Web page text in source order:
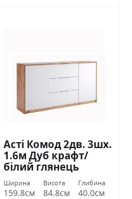
Асті Комод 2дв. 3шх.
1.6м Дуб крафт/
білий глянець
Міромарк
Ширина
159.8см
Висота
84.8см
Глибина
40.0см